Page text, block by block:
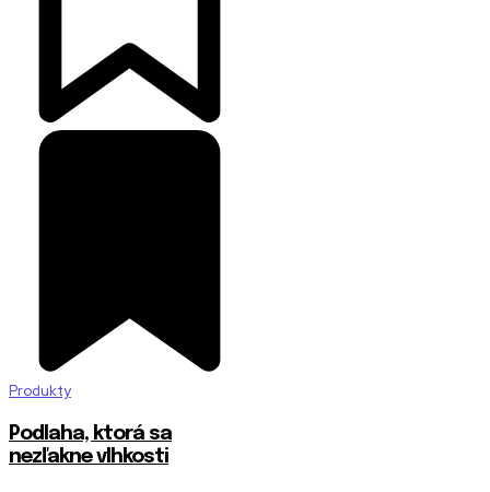
Produkty
Podlaha, ktorá sa
nezľakne vlhkosti